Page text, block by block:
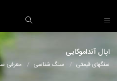
اپال آنداموکایی
سنگهای قیمتی سنگ شناسی معرفی